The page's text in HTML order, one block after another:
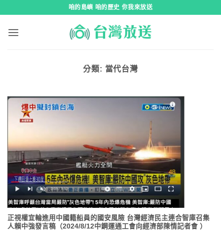
咱的島嶼 咱的歷史 你我來放送
分類: 當代台灣
正視權宜輪進用中國籍船員的國安風險 台灣經濟民主連合智庫召集
人賴中強發言稿（2024/8/12中鋼運通工會向經濟部陳情記者會 ）